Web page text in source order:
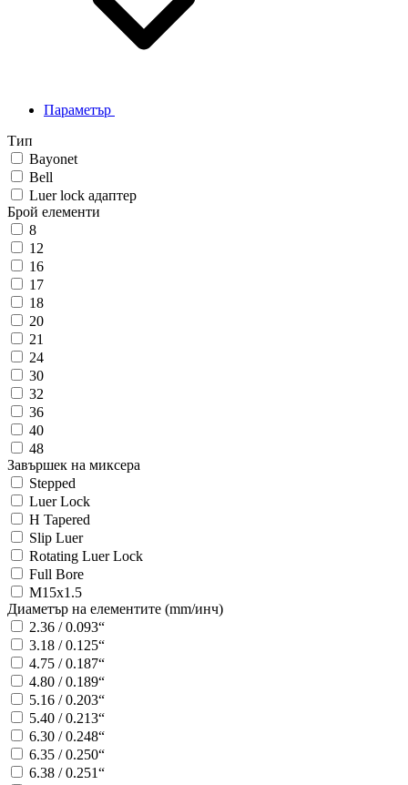
Параметър
Тип
Bayonet
Bell
Luer lock адаптер
Брой елементи
8
12
16
17
18
20
21
24
30
32
36
40
48
Завършек на миксера
Stepped
Luer Lock
H Tapered
Slip Luer
Rotating Luer Lock
Full Bore
M15x1.5
Диаметър на елементите (mm/инч)
2.36 / 0.093“
3.18 / 0.125“
4.75 / 0.187“
4.80 / 0.189“
5.16 / 0.203“
5.40 / 0.213“
6.30 / 0.248“
6.35 / 0.250“
6.38 / 0.251“